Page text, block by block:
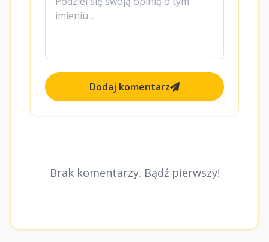
Dodaj komentarz
Brak komentarzy. Bądź pierwszy!